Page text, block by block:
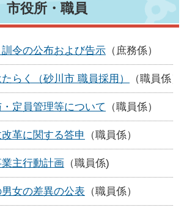
市役所・職員
令の公­布および告­示 （庶務係）
らく（砂川市 職員採用） （職員係）
定員管理等について （職員係）
革に関する答申 （職員係）
主行動計画 （職員係)
女の差異の公表 （職員係）